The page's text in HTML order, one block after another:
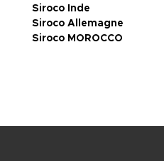
Siroco Inde
Siroco Allemagne
Siroco MOROCCO